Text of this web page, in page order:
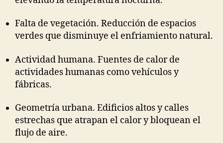
Falta de vegetación. Reducción de espacios
verdes que disminuye el enfriamiento natural.
Actividad humana. Fuentes de calor de
actividades humanas como vehículos y
fábricas.
Geometría urbana. Edificios altos y calles
estrechas que atrapan el calor y bloquean el
flujo de aire.